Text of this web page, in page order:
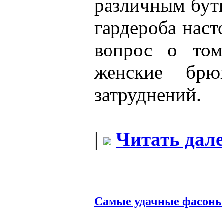
различным
гардероба
вопрос о
женские
затруднений.
| Читать
Самые удачные